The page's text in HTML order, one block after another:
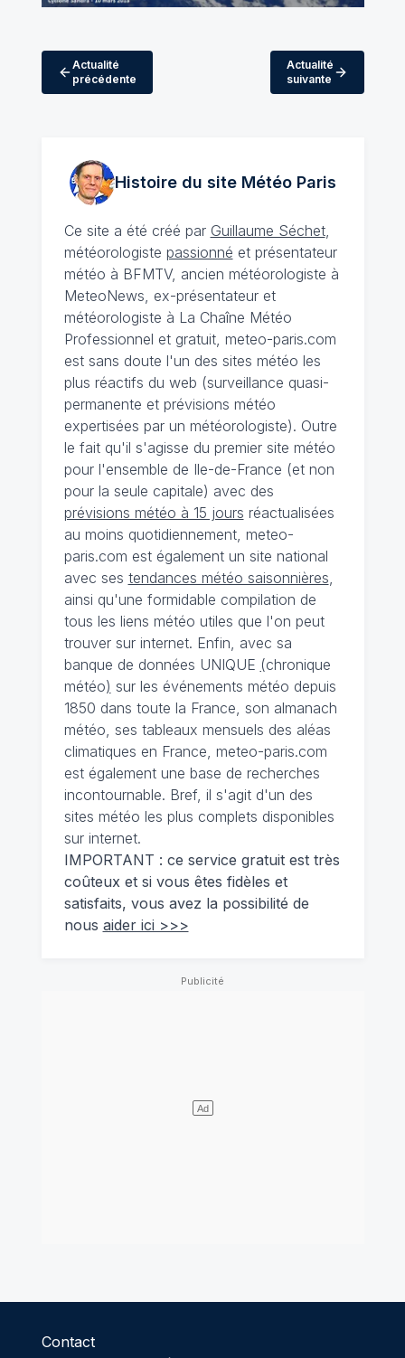
Actualité
précédente
Actualité
suivante
Histoire du site MétéoParis
Ce site a été créé par Guillaume Séchet,
météorologiste passionné et présentateur
météo à BFMTV, ancien météorologiste à
MeteoNews, ex-présentateur et
météorologiste à La Chaîne Météo
Professionnel et gratuit, meteo-paris.com
est sans doute l'un des sites météo les
plus réactifs du web (surveillance quasi-
permanente et prévisions météo
expertisées par un météorologiste). Outre
le fait qu'il s'agisse du premier site météo
pour l'ensemble de Ile-de-France (et non
pour la seule capitale) avec des
prévisions météo à 15 jours réactualisées
au moins quotidiennement, meteo-
paris.com est également un site national
avec ses tendances météo saisonnières
ainsi qu'une formidable compilation de
tous les liens météo utiles que l'on peut
trouver sur internet. Enfin, avec sa
banque de données UNIQUE (chronique
météo) sur les événements météo depuis
1850 dans toute la France, son almanach
météo, ses tableaux mensuels des aléas
climatiques en France, meteo-paris.com
est également une base de recherches
incontournable. Bref, il s'agit d'un des
sites météo les plus complets disponibles
sur internet.
IMPORTANT : ce service gratuit est très
coûteux et si vous êtes fidèles et
satisfaits, vous avez la possibilité de
nous aider ici >>>
Contact